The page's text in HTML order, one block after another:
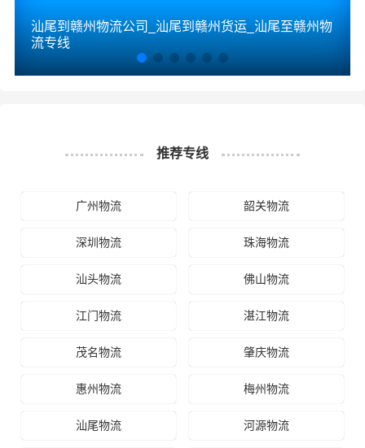
汕尾到赣州物流公司_汕尾到赣州货运_汕尾至赣州物
流专线
推荐专线
广州物流 韶关物流
深圳物流 珠海物流
汕头物流 佛山物流
江门物流 湛江物流
茂名物流 肇庆物流
惠州物流 梅州物流
汕尾物流 河源物流